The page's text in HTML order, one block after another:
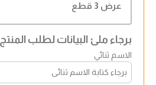
عرض 3 قطع
برجاء ملئ البيانات لطلب المنتج
الاسم ثنائي